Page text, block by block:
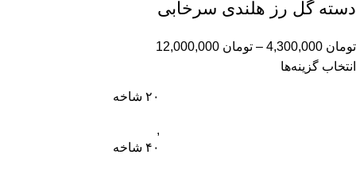
دسته گل رز هلندی سرخآبی
تومان – تومان
انتخاب گزینه‌ها
۲۰ شاخه
,
۴۰ شاخه